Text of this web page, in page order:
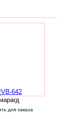
для заказа